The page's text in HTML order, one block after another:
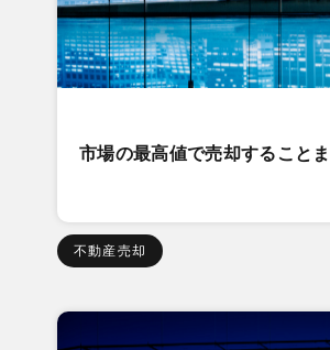
市場の最高値で売却すること
不動産売却